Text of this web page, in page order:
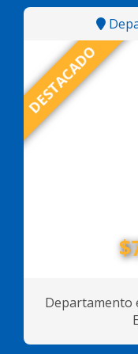
DESTACADO
Departamento